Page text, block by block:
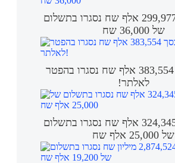
חובות בסך 299,977 אלף שח נסגרו בתשלום
של 36,000 שח
חובות בסך 383,554 אלף שח נסגרו בהפטר
לאלתר!
חובות בסך 324,345 אלף שח נסגרו בתשלום
של 25,000 אלף שח